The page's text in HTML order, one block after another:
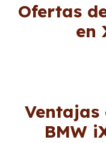
Ofertas
en
Ventajas
BMW